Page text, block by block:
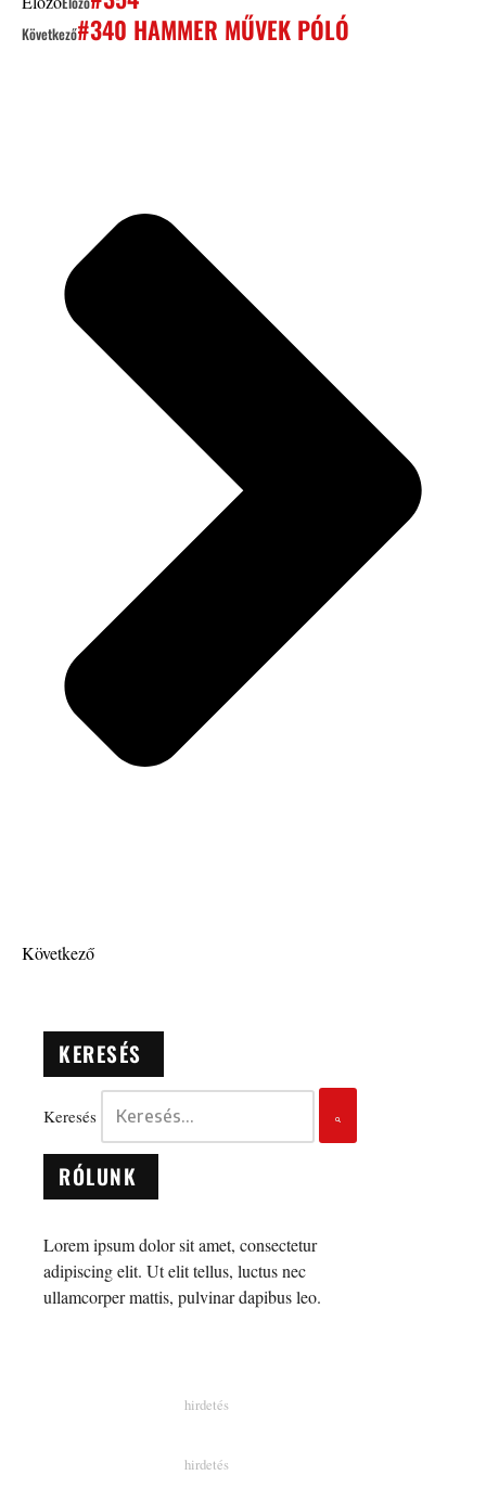
Következő#340 HAMMER MŰVEK PÓLÓ
Következő
KERESÉS
Keresés
RÓLUNK
Lorem ipsum dolor sit amet, consectetur
adipiscing elit. Ut elit tellus, luctus nec
ullamcorper mattis, pulvinar dapibus leo.